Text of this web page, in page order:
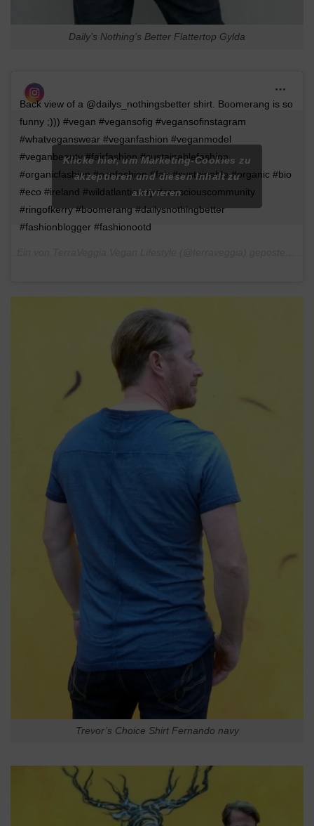
Daily’s Nothing’s Better Flattertop Gylda
Back view of a @dailys_nothingsbetter shirt. Boomerang is so
funny ;))) #vegan #vegansofig #vegansofinstagram
#whatveganswear #veganfashion #veganmodel
#veganbeauty #fairfashion #sustainablefashion
#organicfashion #ecofashion #fair #sustainable #organic #bio
#eco #ireland #wildatlanticway #consciouscommunity
#ringofkerry #boomerang #dailysnothingbetter
#fashionblogger #fashionootd
Klicke hier, um Marketing-Cookies zu
akzeptieren und diesen Inhalt zu
aktivieren
Trevor’s Choice Shirt Fernando navy